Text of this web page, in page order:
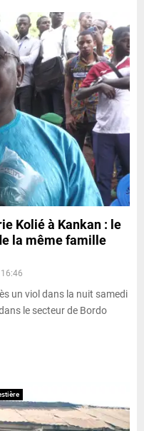
Kolié à Kankan : le
la même famille
un viol dans la nuit samedi
le secteur de Bordo